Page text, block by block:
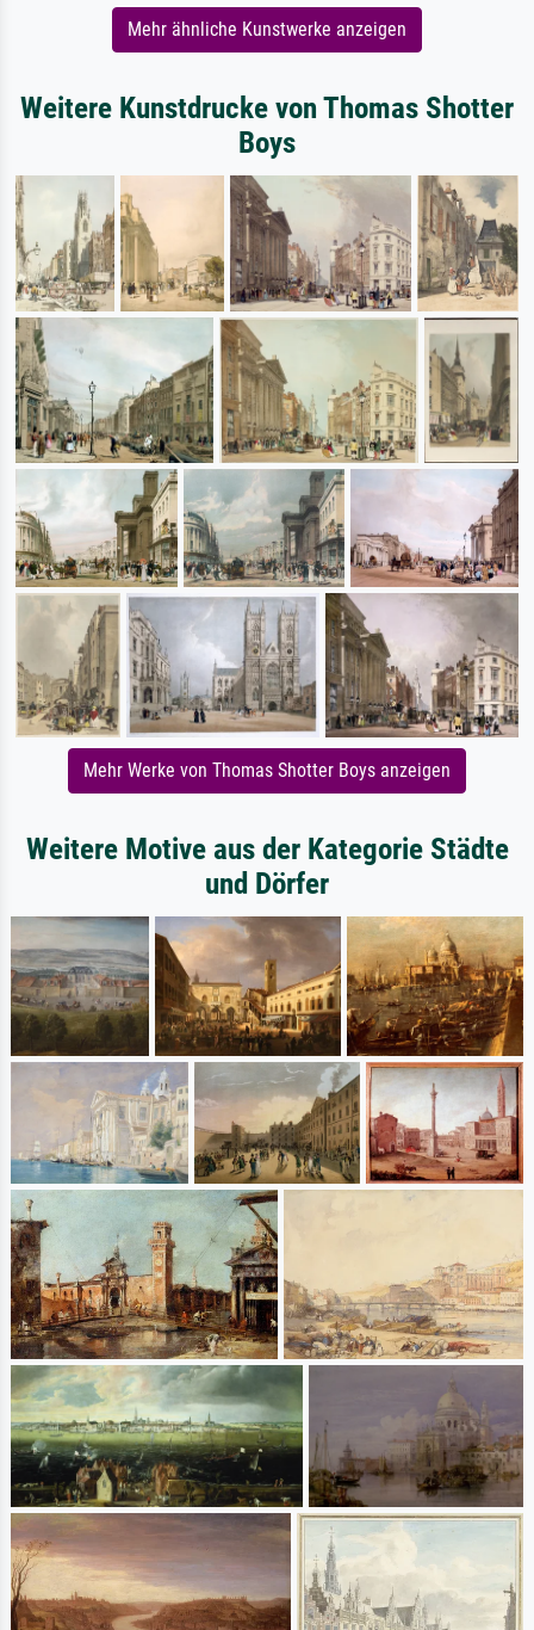
Mehr ähnliche Kunstwerke anzeigen
Weitere Kunstdrucke von Thomas Shotter
Boys
Mehr Werke von Thomas Shotter Boys anzeigen
Weitere Motive aus der Kategorie Städte
und Dörfer